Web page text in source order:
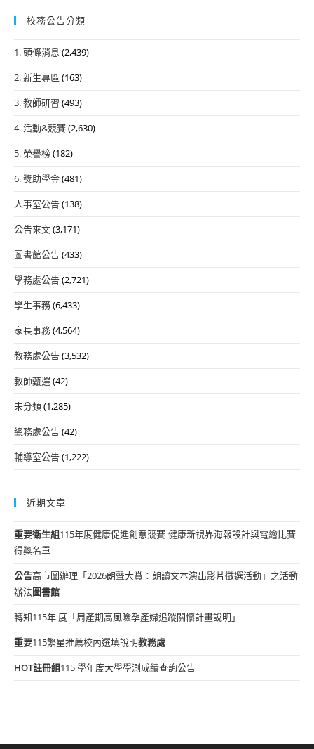
校務公告分類
1. 頭條消息 (2,439)
2. 新生專區 (163)
3. 教師研習 (493)
4. 活動&競賽(2,630)
5. 榮譽榜(182)
6. 獎助學金(481)
人事室公告(138)
公告來文(3,171)
圖書館公告(433)
學務處公告(2,721)
學生事務(6,433)
家長事務(4,564)
教務處公告(3,532)
教師甄選(42)
未分類(1,285)
總務處公告(42)
輔導室公告(1,222)
近期文章
重要衛生組115年度健康促進創意競賽-健康新視界海報設計與電繪比賽
得獎名單
公告高市圖辦理「2026朗聲大賞：朗讀文本演出影片徵選活動」之活動
辦法圖書館
轉知115年 度「周產期高風險孕產婦追蹤關懷計畫說明」
重要115繁星推薦校內選填說明教務處
HOT註冊組115 學年度大學學測成績查詢公告